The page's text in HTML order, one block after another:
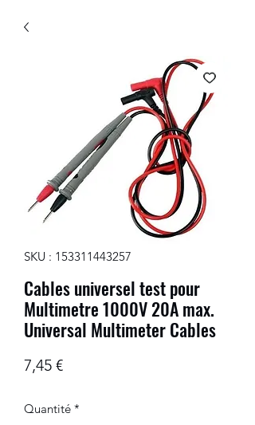
SKU : 153311443257
Cables universel test pour
Multimetre 1000V 20A max.
Universal Multimeter Cables
7,45 €Prix
Quantité *